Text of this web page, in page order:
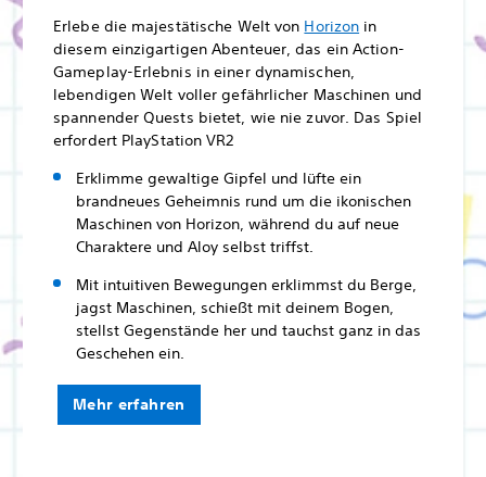
Erlebe die majestätische Welt von Horizon in
diesem einzigartigen Abenteuer, das ein Action-
Gameplay-Erlebnis in einer dynamischen,
lebendigen Welt voller gefährlicher Maschinen und
spannender Quests bietet, wie nie zuvor. Das Spiel
erfordert PlayStation VR2
Erklimme gewaltige Gipfel und lüfte ein
brandneues Geheimnis rund um die ikonischen
Maschinen von Horizon, während du auf neue
Charaktere und Aloy selbst triffst.
Mit intuitiven Bewegungen erklimmst du Berge,
jagst Maschinen, schießt mit deinem Bogen,
stellst Gegenstände her und tauchst ganz in das
Geschehen ein.
Mehr erfahren